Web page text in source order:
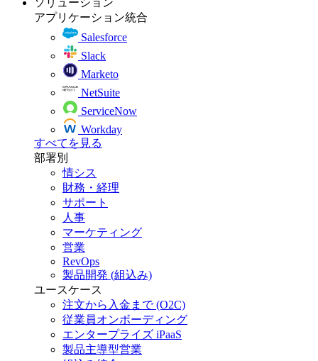
ソリューション
アプリケーション統合
Salesforce
Slack
Marketo
NetSuite
ServiceNow
Workday
すべてを見る
部署別
情シス
財務・経理
サポート
人事
マーケティング
営業
RevOps
製品開発 (組込み)
ユースケース
注文から入金まで (O2C)
従業員オンボーディング
エンタープライズ iPaaS
製品主導型営業